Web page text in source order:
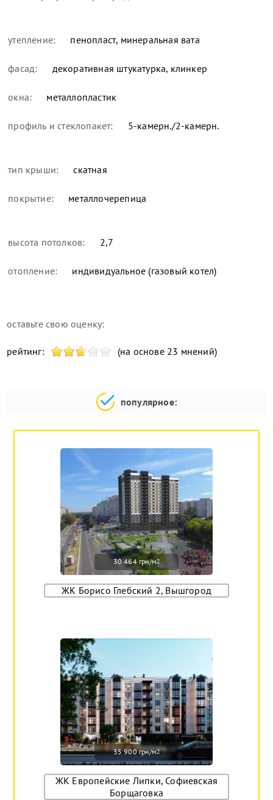
утепление: пенопласт, минеральная вата
фасад: декоративная штукатурка, клинкер
окна: металлопластик
профиль и стеклопакет: 5-камерн./2-камерн.
тип крыши: скатная
покрытие: металлочерепица
высота потолков: 2,7
отопление: индивидуальное (газовый котел)
оставьте свою оценку:
рейтинг: (на основе 23 мнений)
популярное:
30 464 грн/м2
ЖК Борисо Глебский 2, Вышгород
35 900 грн/м2
ЖК Европейские Липки, Софиевская
Борщаговка